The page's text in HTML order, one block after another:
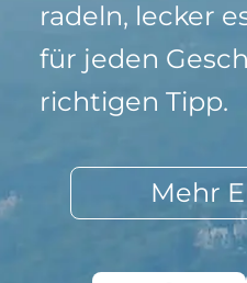
radeln, lecker
für jeden
richtigen Tipp.
Mehr